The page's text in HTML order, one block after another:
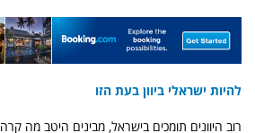
להיות ישראלי ביוון בעת הזו